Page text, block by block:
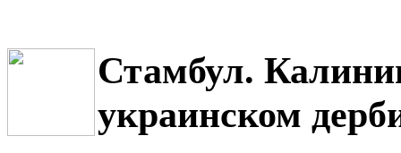
Стамбул.
украинском